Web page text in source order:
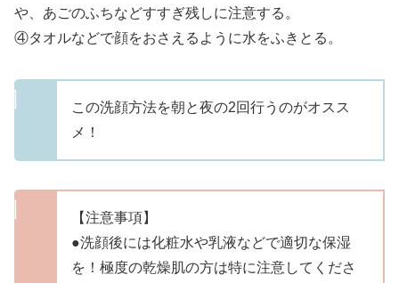
や、あごのふちなどすすぎ残しに注意する。
④タオルなどで顔をおさえるように水をふきとる。
この洗顔方法を朝と夜の2回行うのがオスス
メ！
【注意事項】
●洗顔後には化粧水や乳液などで適切な保湿
を！極度の乾燥肌の方は特に注意してくださ